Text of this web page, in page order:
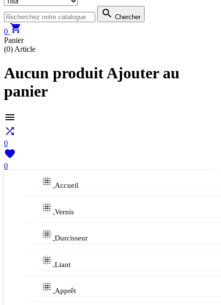
 Chercher
0 
Panier
(0) Article
Aucun produit Ajouter au
panier


0

0
 Accueil
 Vernis
 Durcisseur
 Liant
 Apprêt